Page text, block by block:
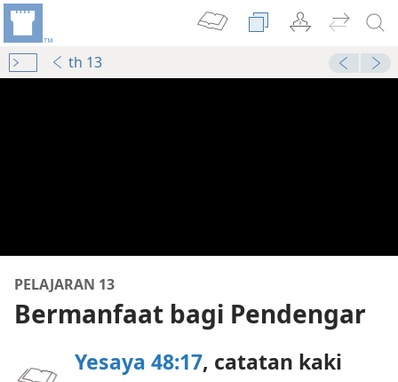
th 13
Mengajar
Mengajar
PELAJARAN 13
Bermanfaat bagi Pendengar
Yesaya 48:17, catatan kaki